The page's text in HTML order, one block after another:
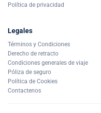
Política de privacidad
Legales
Términos y Condiciones
Derecho de retracto
Condiciones generales de viaje
Póliza de seguro
Política de Cookies
Contactenos